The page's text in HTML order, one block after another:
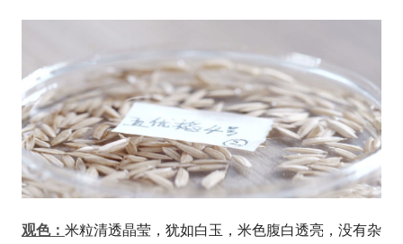
观色： 米粒清透晶莹，犹如白玉，米色腹白透亮，没有杂